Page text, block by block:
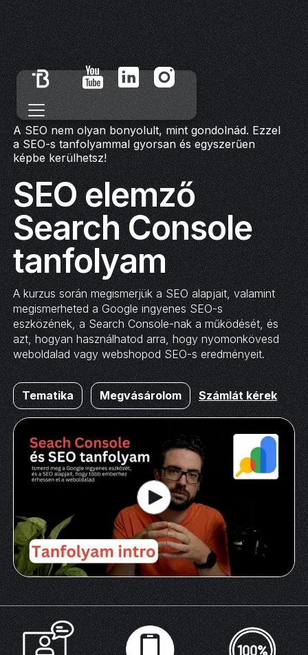
A SEO nem olyan bonyolult, mint gondolnád. Ezzel
a SEO-s tanfolyammal gyorsan és egyszerűen
képbe kerülhetsz!
SEO elemző
Search Console
tanfolyam
A kurzus során megismerjük a SEO alapjait, valamint
megismerheted a Google ingyenes SEO-s
eszközének, a Search Console-nak a működését, és
azt, hogyan használhatod arra, hogy nyomonkövesd
weboldalad vagy webshopod SEO-s eredményeit.
Tematika Megvásárolom Számlát kérek